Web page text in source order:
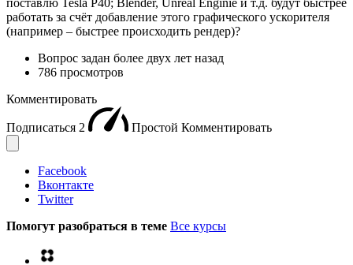
поставлю Tesla P40; Blender, Unreal Enginie и т.д. будут быстрее
работать за счёт добавление этого графического ускорителя
(например – быстрее происходить рендер)?
Вопрос задан более двух лет назад
786 просмотров
Комментировать
Подписаться 2 Простой Комментировать
Facebook
Вконтакте
Twitter
Помогут разобраться в теме Все курсы